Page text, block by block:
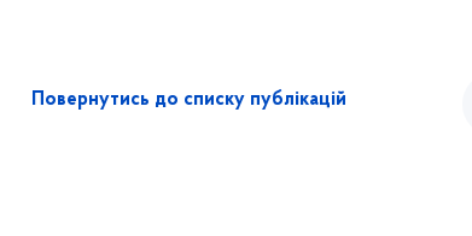
Повернутись до списку публікацій